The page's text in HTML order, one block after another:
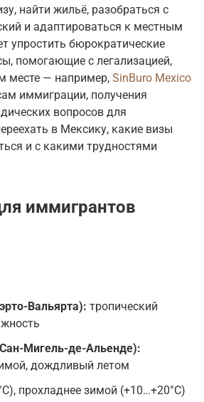
найти жильё, разобраться с
и адаптироваться к местным
упростить бюрократические
помогающие с легализацией,
месте — например, SinBuro Mexico
иммиграции, получения
вопросов для
в Мексику, какие визы
и с какими трудностями
иммигрантов
Вальярта): тропический
Мигель-де-Альенде):
дождливый летом
прохладнее зимой (+10…+20°C)